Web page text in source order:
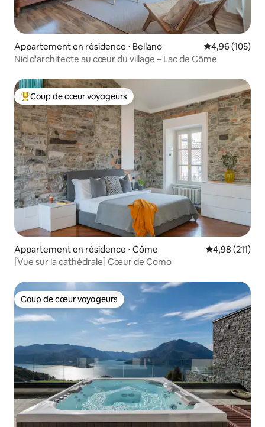
Appartement en résidence ⋅ Bellano Évaluation
4,96 (105)
Nid d'architecte au cœur du village – Lac de Côme
Coups de cœur voyageurs les plus appréciés
Coup de cœur voyageurs
Appartement en résidence ⋅ Côme Évaluation
4,98 (211)
[Vue sur la cathédrale] Cœur de Como
Coup de cœur voyageurs
Coup de cœur voyageurs